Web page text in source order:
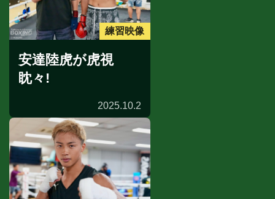
練習映像
安達陸虎が虎視
眈々!
2025.10.2